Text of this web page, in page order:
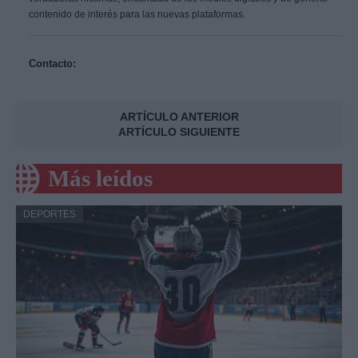
contenido de interés para las nuevas plataformas.
Contacto:
ARTÍCULO ANTERIOR
ARTÍCULO SIGUIENTE
Más leídos
DEPORTES